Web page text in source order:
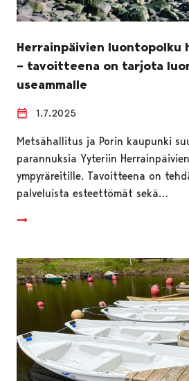
Herrainpäivien luontopolku
– tavoitteena on tarjota
useammalle
1.7.2025
Metsähallitus ja Porin kaupunki
parannuksia Yyteriin
ympyräreitille. Tavoitteena on
palveluista esteettömät sekä…